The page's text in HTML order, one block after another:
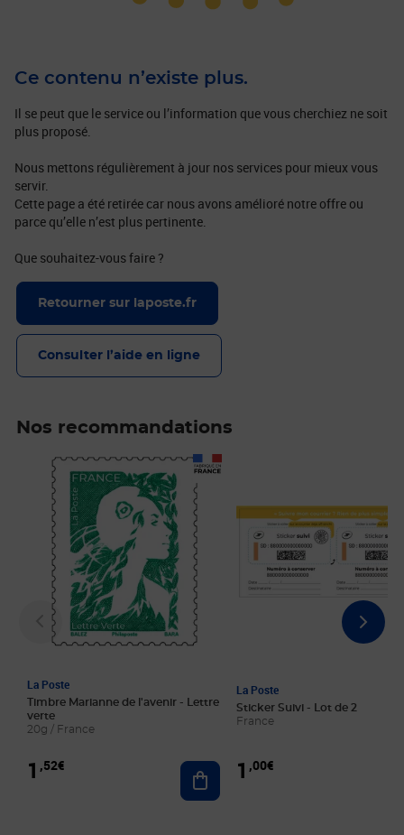
Ce contenu n’existe plus.
Il se peut que le service ou l’information que vous cherchiez ne soit
plus proposé.
Nous mettons régulièrement à jour nos services pour mieux vous
servir.
Cette page a été retirée car nous avons amélioré notre offre ou
parce qu’elle n’est plus pertinente.
Que souhaitez-vous faire ?
Retourner sur laposte.fr
Consulter l’aide en ligne
Nos recommandations
La Poste
Timbre Marianne de l'avenir - Lettre
verte
20g / France
1 ,52€
Prix 1,52€
Ajouter au panier
La Poste
Sticker Suivi - Lot de 2
France
1 ,00€